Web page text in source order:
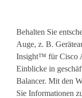
Behalten Sie
Auge, z. B.
Insight™ für Cisco
Einblicke in
Balancer. Mit den
Sie Informationen